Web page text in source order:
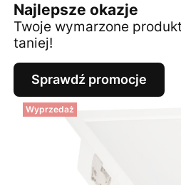
Najlepsze okazje
Twoje wymarzone
taniej!
Sprawdź promocje
Wyprzedaż